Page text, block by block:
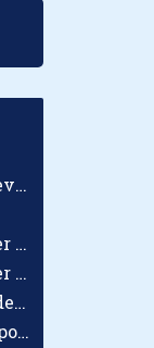
Redman Europe Sales Developer (Europe)
Dura Vermeer Uitvoerder GWW Amsterdam
Dura Vermeer Uitvoerder Civiel Nijmegen
Duifhuizen Verkoopmedewerker Ridderkerk
EK Retail Customer Support Omnichannel